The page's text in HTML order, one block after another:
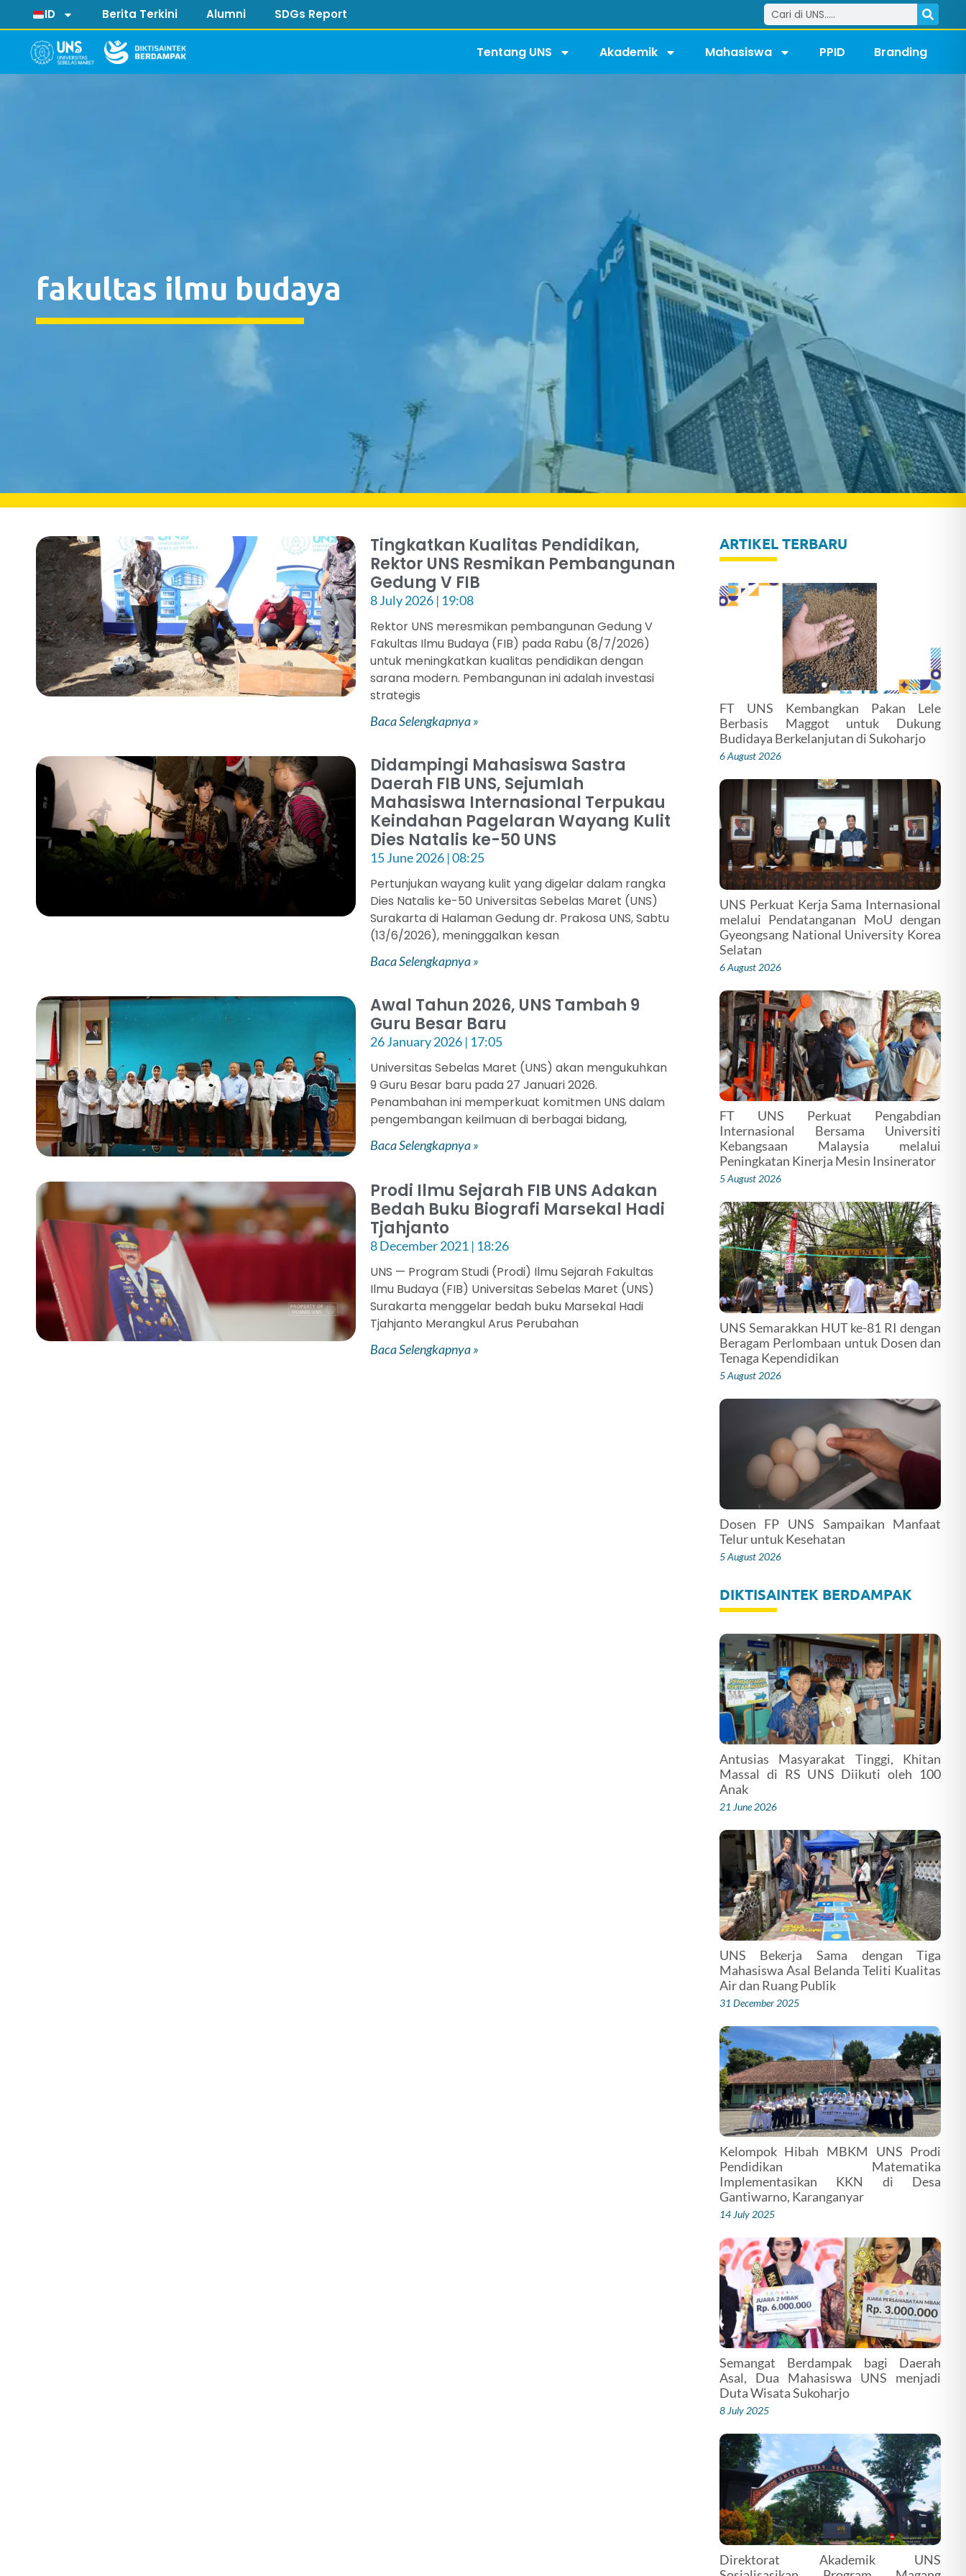
ID Berita Terkini Alumni SDGs Report
Tentang UNS Akademik Mahasiswa PPID Branding
fakultas ilmu budaya
Tingkatkan Kualitas Pendidikan,
Rektor UNS Resmikan Pembangunan
Gedung V FIB
8 July 2026 19:08
Rektor UNS meresmikan pembangunan Gedung V
Fakultas Ilmu Budaya (FIB) pada Rabu (8/7/2026)
untuk meningkatkan kualitas pendidikan dengan
sarana modern. Pembangunan ini adalah investasi
strategis
Baca Selengkapnya »
Didampingi Mahasiswa Sastra
Daerah FIB UNS, Sejumlah
Mahasiswa Internasional Terpukau
Keindahan Pagelaran Wayang Kulit
Dies Natalis ke-50 UNS
15 June 2026 08:25
Pertunjukan wayang kulit yang digelar dalam rangka
Dies Natalis ke-50 Universitas Sebelas Maret (UNS)
Surakarta di Halaman Gedung dr. Prakosa UNS, Sabtu
(13/6/2026), meninggalkan kesan
Baca Selengkapnya »
Awal Tahun 2026, UNS Tambah 9
Guru Besar Baru
26 January 2026 17:05
Universitas Sebelas Maret (UNS) akan mengukuhkan
9 Guru Besar baru pada 27 Januari 2026.
Penambahan ini memperkuat komitmen UNS dalam
pengembangan keilmuan di berbagai bidang,
Baca Selengkapnya »
Prodi Ilmu Sejarah FIB UNS Adakan
Bedah Buku Biografi Marsekal Hadi
Tjahjanto
8 December 2021 18:26
UNS — Program Studi (Prodi) Ilmu Sejarah Fakultas
Ilmu Budaya (FIB) Universitas Sebelas Maret (UNS)
Surakarta menggelar bedah buku Marsekal Hadi
Tjahjanto Merangkul Arus Perubahan
Baca Selengkapnya »
ARTIKEL TERBARU
FT UNS Kembangkan Pakan Lele
Berbasis Maggot untuk Dukung
Budidaya Berkelanjutan di Sukoharjo
6 August 2026
UNS Perkuat Kerja Sama Internasional
melalui Pendatanganan MoU dengan
Gyeongsang National University Korea
Selatan
6 August 2026
FT UNS Perkuat Pengabdian
Internasional Bersama Universiti
Kebangsaan Malaysia melalui
Peningkatan Kinerja Mesin Insinerator
5 August 2026
UNS Semarakkan HUT ke-81 RI dengan
Beragam Perlombaan untuk Dosen dan
Tenaga Kependidikan
5 August 2026
Dosen FP UNS Sampaikan Manfaat
Telur untuk Kesehatan
5 August 2026
DIKTISAINTEK BERDAMPAK
Antusias Masyarakat Tinggi, Khitan
Massal di RS UNS Diikuti oleh 100
Anak
21 June 2026
UNS Bekerja Sama dengan Tiga
Mahasiswa Asal Belanda Teliti Kualitas
Air dan Ruang Publik
31 December 2025
Kelompok Hibah MBKM UNS Prodi
Pendidikan Matematika
Implementasikan KKN di Desa
Gantiwarno, Karanganyar
14 July 2025
Semangat Berdampak bagi Daerah
Asal, Dua Mahasiswa UNS menjadi
Duta Wisata Sukoharjo
8 July 2025
Direktorat Akademik UNS